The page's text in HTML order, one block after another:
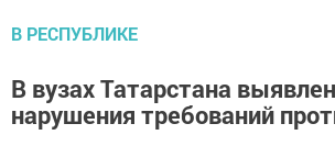
В РЕСПУБЛИКЕ
В вузах Татарстана
нарушения требований